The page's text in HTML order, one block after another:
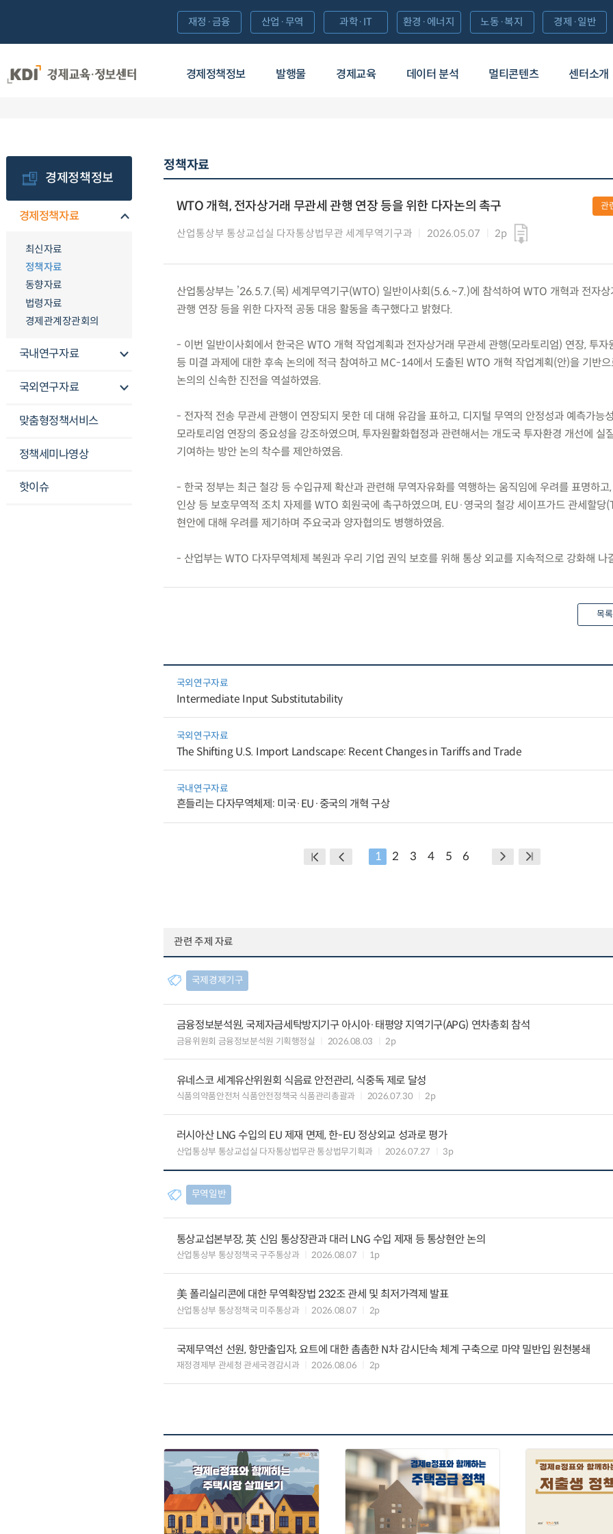
경제정책정보 발행물 경제교육 데이터 분석 멀티콘텐츠 센터소개
재정·금융 산업·무역 과학·IT 환경·에너지 노동·복지 경제·일반
경제정책정보
경제정책자료
최신자료
정책자료
동향자료
법령자료
경제관계장관회의
국내연구자료
국외연구자료
맞춤형정책서비스
정책세미나영상
핫이슈
정책자료
WTO 개혁, 전자상거래 무관세 관행 연장 등을 위한 다자논의 촉구
산업통상부 통상교섭실 다자통상법무관 세계무역기구과 2026.05.07 2p
관
산업통상부는 ’26.5.7.(목) 세계무역기구(WTO) 일반이사회(5.6.~7.)에 참석하여 WTO 개혁과 전자상
관행 연장 등을 위한 다자적 공동 대응 활동을 촉구했다고 밝혔다.
- 이번 일반이사회에서 한국은 WTO 개혁 작업계획과 전자상거래 무관세 관행(모라토리엄) 연장, 투자
등 미결 과제에 대한 후속 논의에 적극 참여하고 MC-14에서 도출된 WTO 개혁 작업계획(안)을 기반으
논의의 신속한 진전을 역설하였음.
- 전자적 전송 무관세 관행이 연장되지 못한 데 대해 유감을 표하고, 디지털 무역의 안정성과 예측가능
모라토리엄 연장의 중요성을 강조하였으며, 투자원활화협정과 관련해서는 개도국 투자환경 개선에 실
기여하는 방안 논의 착수를 제안하였음.
- 한국 정부는 최근 철강 등 수입규제 확산과 관련해 무역자유화를 역행하는 움직임에 우려를 표명하고,
인상 등 보호무역적 조치 자제를 WTO 회원국에 촉구하였으며, EU·영국의 철강 세이프가드 관세할당
현안에 대해 우려를 제기하며 주요국과 양자협의도 병행하였음.
- 산업부는 WTO 다자무역체제 복원과 우리 기업 권익 보호를 위해 통상 외교를 지속적으로 강화해 나
목록
국외연구자료
Intermediate Input Substitutability
국외연구자료
The Shifting U.S. Import Landscape: Recent Changes in Tariffs and Trade
국내연구자료
흔들리는 다자무역체제: 미국·EU·중국의 개혁 구상
1 2 3 4 5 6
관련 주제 자료
국제경제기구
금융정보분석원, 국제자금세탁방지기구 아시아·태평양 지역기구(APG) 연차총회 참석
금융위원회 금융정보분석원 기획행정실 2026.08.03 2p
유네스코 세계유산위원회 식음료 안전관리, 식중독 제로 달성
식품의약품안전처 식품안전정책국 식품관리총괄과 2026.07.30 2p
러시아산 LNG 수입의 EU 제재 면제, 한-EU 정상외교 성과로 평가
산업통상부 통상교섭실 다자통상법무관 통상법무기획과 2026.07.27 3p
무역일반
통상교섭본부장, 英 신임 통상장관과 대러 LNG 수입 제재 등 통상현안 논의
산업통상부 통상정책국 구주통상과 2026.08.07 1p
美 폴리실리콘에 대한 무역확장법 232조 관세 및 최저가격제 발표
산업통상부 통상정책국 미주통상과 2026.08.07 2p
국제무역선 선원, 항만출입자, 요트에 대한 촘촘한 N차 감시단속 체계 구축으로 마약 밀반입 원천봉쇄
재정경제부 관세청 관세국경감시과 2026.08.06 2p